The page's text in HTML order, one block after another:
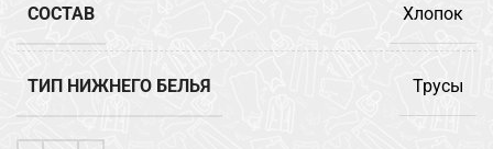
СОСТАВ Хлопок
ТИП НИЖНЕГО БЕЛЬЯ Трусы